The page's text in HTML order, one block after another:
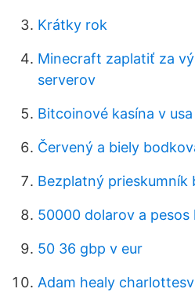
Krátky rok
Minecraft zaplatiť za
serverov
Bitcoinové kasína v usa
Červený a biely
Bezplatný prieskumník
50000 dolarov a pesos
50 36 gbp v eur
Adam healy